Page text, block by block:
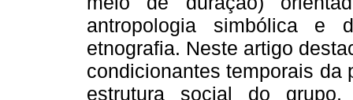
antropologia simbólica e
etnografia. Neste artigo
condicionantes temporais da
estrutura social do